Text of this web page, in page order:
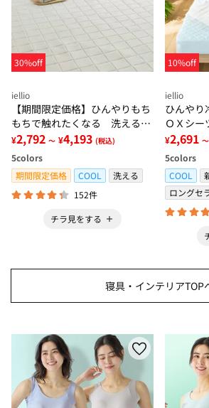
30%off
iellio
【期間限定価格】ひんやりもち
もちで触れたくなる 洗えるラ
グ＜低反発・滑りにくい・接触
冷感・防ダニ・カーペット＞
¥2,792 ～ ¥4,193 (税込)
5colors
期間限定価格
COOL
洗える
152件
チラ見をする
10%off
iellio
ひんやり
ＯＸシー
感・抗菌
ボック
＞
¥2,691 ～
5colors
COOL
ロングセ
寝具・インテリアTOP